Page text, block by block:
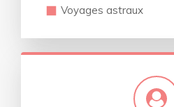
Voyages astraux